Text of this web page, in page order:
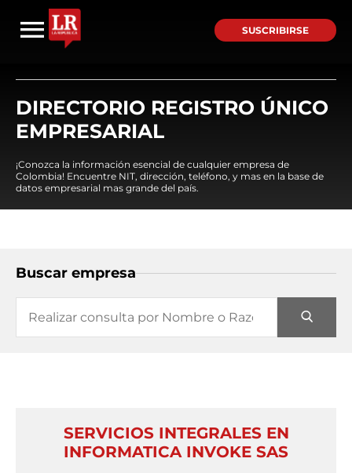
SUSCRIBIRSE
DIRECTORIO REGISTRO ÚNICO
EMPRESARIAL
¡Conozca la información esencial de cualquier empresa de
Colombia! Encuentre NIT, dirección, teléfono, y mas en la base de
datos empresarial mas grande del país.
Buscar empresa
SERVICIOS INTEGRALES EN
INFORMATICA INVOKE SAS